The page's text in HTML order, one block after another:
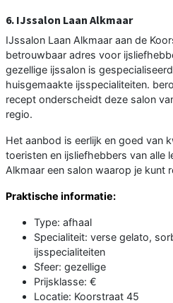
6. IJssalon Laan Alkmaar
IJssalon Laan Alkmaar aan de
betrouwbaar adres voor
gezellige ijssalon is
huisgemaakte ijsspecialiteiten.
recept onderscheidt deze salon
regio.
Het aanbod is eerlijk en goed van
toeristen en ijsliefhebbers van alle
Alkmaar een salon waarop je kunt
Praktische informatie:
Type: afhaal
Specialiteit: verse gelato,
ijsspecialiteiten
Sfeer: gezellige
Prijsklasse: €
Locatie: Koorstraat 45